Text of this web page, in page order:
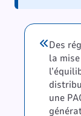
Des
la
une